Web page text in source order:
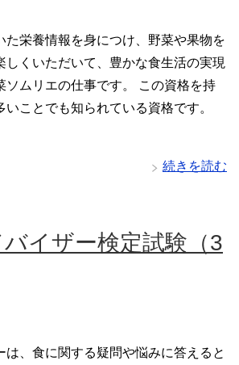
た栄養情報を身につけ、野菜や果物を
しくいただいて、豊かな食生活の実現
ソムリエの仕事です。 この資格を持
いことでも知られている資格です。
続きを読む
イザー検定試験（3
は、食に関する疑問や悩みに答えると